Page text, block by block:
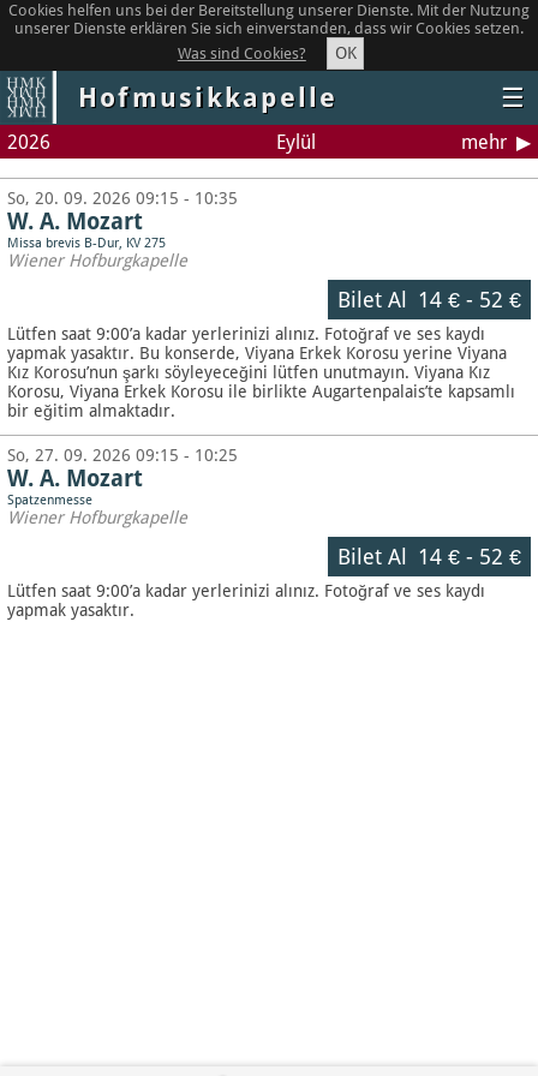
Cookies helfen uns bei der Bereitstellung unserer Dienste. Mit der Nutzung
unserer Dienste erklären Sie sich einverstanden, dass wir Cookies setzen.
Was sind Cookies?
OK
Hofmusikkapelle ☰
2026 Eylül mehr
So, 20. 09. 2026 09:15 - 10:35
W. A. Mozart
Missa brevis B-Dur, KV 275
Wiener Hofburgkapelle
Bilet Al 14 €- 52 €
Lütfen saat 9:00’a kadar yerlerinizi alınız. Fotoğraf ve ses kaydı
yapmak yasaktır. Bu konserde, Viyana Erkek Korosu yerine Viyana
Kız Korosu’nun şarkı söyleyeceğini lütfen unutmayın. Viyana Kız
Korosu, Viyana Erkek Korosu ile birlikte Augartenpalais’te kapsamlı
bir eğitim almaktadır.
So, 27. 09. 2026 09:15 - 10:25
W. A. Mozart
Spatzenmesse
Wiener Hofburgkapelle
Bilet Al 14 €- 52 €
Lütfen saat 9:00’a kadar yerlerinizi alınız. Fotoğraf ve ses kaydı
yapmak yasaktır.